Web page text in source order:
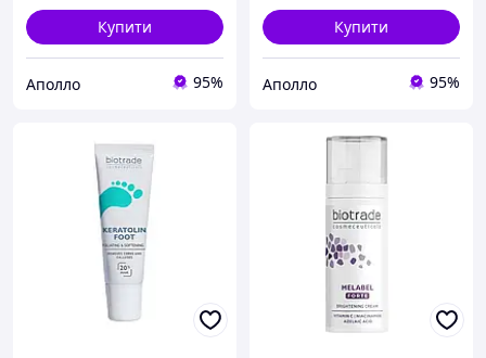
Купити
Аполло 95%
Купити
Аполло 95%